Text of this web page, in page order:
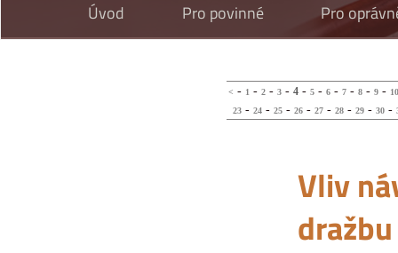
Úvod Pro povinné Pro
< - 1 - 2 - 3 - 4 - 5 - 6 - 7 - 8 - 9 - 10
23 - 24 - 25 - 26 - 27 - 28 - 29 - 30 -
Vliv
dražbu